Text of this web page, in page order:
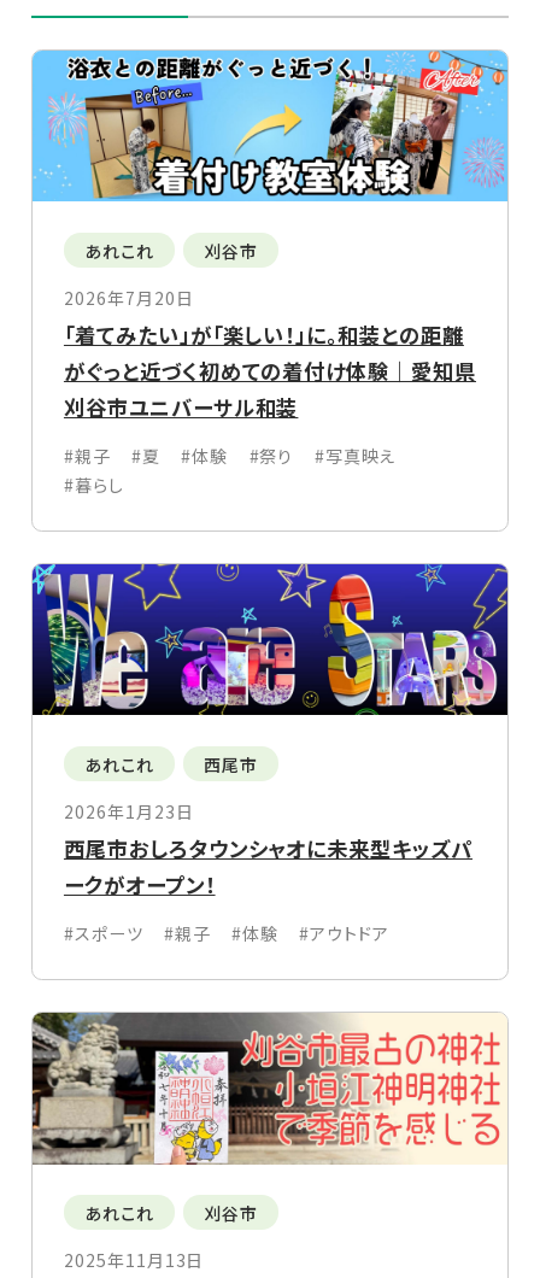
あれこれ
刈谷市
2026年7月20日
「着てみたい」が「楽しい！」に。和装との距離
がぐっと近づく初めての着付け体験｜愛知県
刈谷市ユニバーサル和装
#親子 #夏 #体験 #祭り
#写真映え
#暮らし
あれこれ
西尾市
2026年1月23日
西尾市おしろタウンシャオに未来型キッズパ
ークがオープン！
#スポーツ #親子 #体験 #アウトドア
あれこれ
刈谷市
2025年11月13日